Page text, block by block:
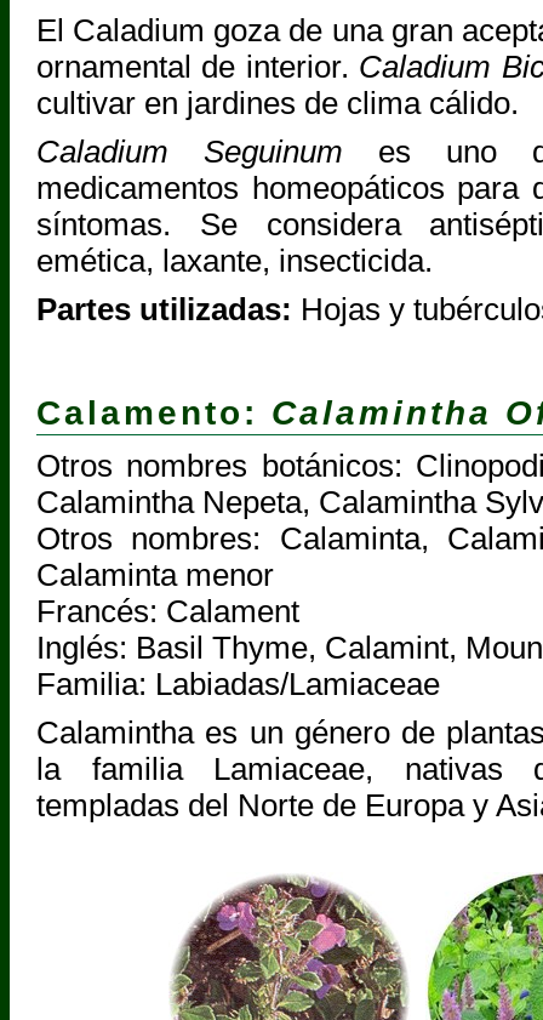
El Caladium goza de una gran
ornamental de interior. Caladium
cultivar en jardines de clima cálido.
Caladium Seguinum es uno
medicamentos homeopáticos para
síntomas. Se considera
emética, laxante, insecticida.
Partes utilizadas: Hojas y
Calamento: Calamintha
Otros nombres botánicos:
Calamintha Nepeta, Calamintha
Otros nombres: Calaminta,
Calaminta menor
Francés: Calament
Inglés: Basil Thyme, Calamint,
Familia: Labiadas/Lamiaceae
Calamintha es un género de
la familia Lamiaceae, nativas
templadas del Norte de Europa y